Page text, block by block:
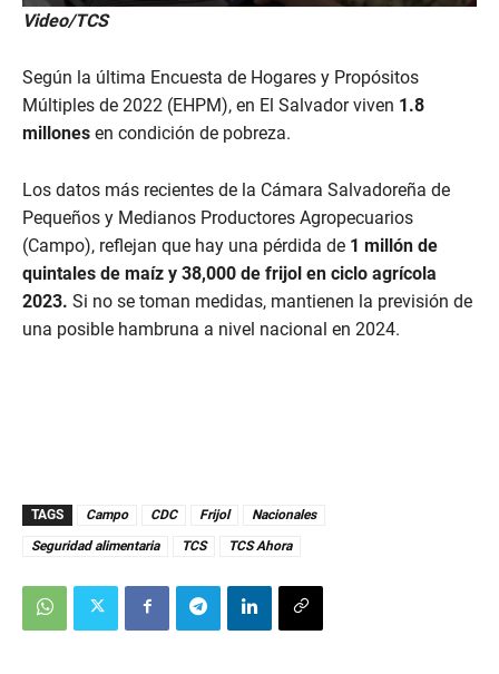
0
s
c
o
n
s
2
2
s
e
c
o
n
s
Video/TCS
Según la última Encuesta de Hogares y Propósitos
Múltiples de 2022 (EHPM), en El Salvador viven 1.8
millones en condición de pobreza.
Los datos más recientes de la Cámara Salvadoreña de
Pequeños y Medianos Productores Agropecuarios
(Campo), reflejan que hay una pérdida de 1 millón de
quintales de maíz y 38,000 de frijol en ciclo agrícola
2023. Si no se toman medidas, mantienen la previsión de
una posible hambruna a nivel nacional en 2024.
TAGS Campo CDC Frijol
Nacionales
Seguridad alimentaria
TCS TCS Ahora